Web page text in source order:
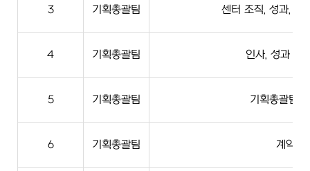
3 기획총괄팀 센터 조직, 성과, 국
4 기획총괄팀 인사, 성과 및
5 기획총괄팀 기획총괄팀
6 기획총괄팀 계약